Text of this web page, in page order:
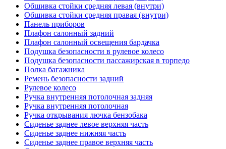
Обшивка стойки средняя левая (внутри)
Обшивка стойки средняя правая (внутри)
Панель приборов
Плафон салонный задний
Плафон салонный освещения бардачка
Подушка безопасности в рулевое колесо
Подушка безопасности пассажирская в торпедо
Полка багажника
Ремень безопасности задний
Рулевое колесо
Ручка внутренняя потолочная задняя
Ручка внутренняя потолочная
Ручка открывания лючка бензобака
Сиденье заднее левое верхняя часть
Сиденье заднее нижняя часть
Сиденье заднее правое верхняя часть